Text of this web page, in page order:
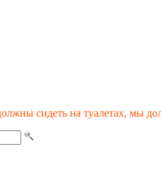
сидеть на туалетах, мы